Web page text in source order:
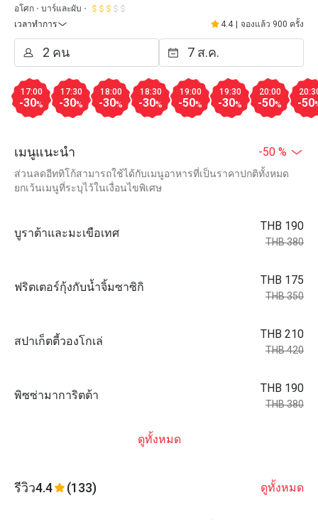
อโศก
บาร์และผับ
เวลาทำการ
4.4 จองแล้ว 900 ครั้ง
17:00
-30%
17:30
-30%
18:00
-30%
18:30
-30%
19:00
-50%
19:30
-30%
20:00
-50% -50
เมนูแนะนำ -50 %
ส่วนลดอีททิโก้สามารถใช้ได้กับเมนูอาหารที่เป็นราคาปกติทั้งหมด
ยกเว้นเมนูที่ระบุไว้ในเงื่อนไขพิเศษ
บูราต้าและมะเขือเทศ
THB 190
THB 380
ฟริตเตอร์กุ้งกับน้ำจิ้มซาซิกิ
THB 175
THB 350
สปาเก็ตตี้วองโกเล่
THB 210
THB 420
พิซซ่ามาการิตต้า
THB 190
THB 380
ดูทั้งหมด
รีวิว4.4 (133) ดูทั้งหมด